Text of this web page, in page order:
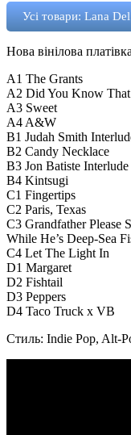
Усі товари: Lana
Нова вінілова
A1 The Grants
A2 Did You Know That
A3 Sweet
A4 A&W
B1 Judah Smith
B2 Candy Necklace
B3 Jon Batiste Interlude
B4 Kintsugi
C1 Fingertips
C2 Paris, Texas
C3 Grandfather Please
While He’s Deep-Sea
C4 Let The Light In
D1 Margaret
D2 Fishtail
D3 Peppers
D4 Taco Truck x VB
Стиль: Indie Pop, Alt-